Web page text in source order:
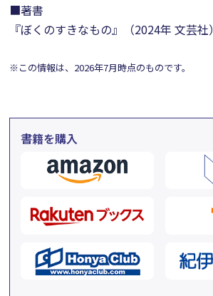
■著書
『ぼくのすきなもの』（2024年 文芸社）
※この情報は、2026年7月時点のものです。
書籍を購入